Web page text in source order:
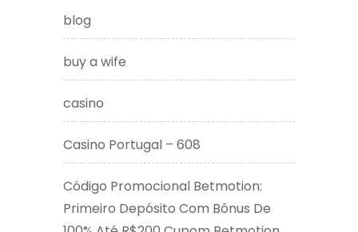
blog
buy a wife
casino
Casino Portugal – 608
Código Promocional Betmotion:
Primeiro Depósito Com Bônus De